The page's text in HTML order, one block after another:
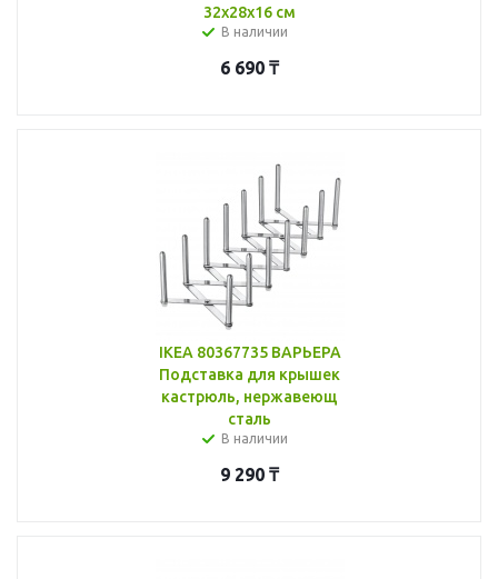
32x28x16 см
В наличии
6 690 ₸
IKEA 80367735 ВАРЬЕРА
Подставка для крышек
кастрюль, нержавеющ
сталь
В наличии
9 290 ₸